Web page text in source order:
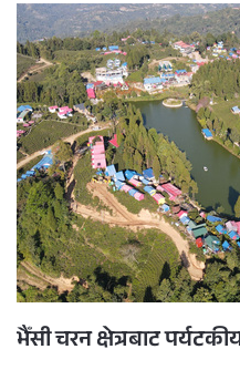
भैँसी चरन क्षेत्रबाट